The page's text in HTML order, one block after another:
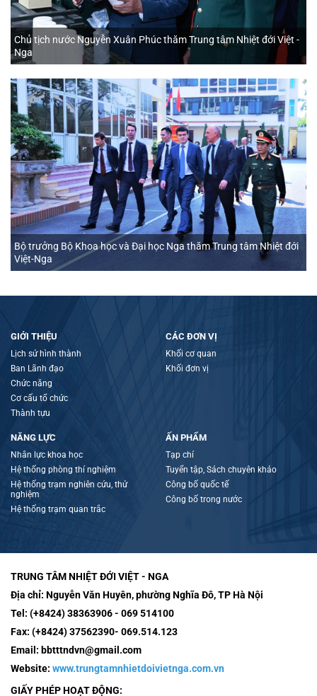
Chủ tịch nước Nguyễn Xuân Phúc thăm Trung tâm Nhiệt đới Việt -
Nga
Bộ trưởng Bộ Khoa học và Đại học Nga thăm Trung tâm Nhiệt đới
Việt-Nga
GIỚI THIỆU
Lịch sử hình thành
Ban Lãnh đạo
Chức năng
Cơ cấu tổ chức
Thành tựu
CÁC ĐƠN VỊ
Khối cơ quan
Khối đơn vị
NĂNG LỰC
Nhân lực khoa học
Hệ thống phòng thí nghiệm
Hệ thống trạm nghiên cứu, thử
nghiệm
Hệ thống trạm quan trắc
ẤN PHẨM
Tạp chí
Tuyển tập, Sách chuyên khảo
Công bố quốc tế
Công bố trong nước
TRUNG TÂM NHIỆT ĐỚI VIỆT - NGA
Địa chỉ: Nguyễn Văn Huyên, phường Nghĩa Đô, TP Hà Nội
Tel: (+8424) 38363906 - 069 514100
Fax: (+8424) 37562390- 069.514.123
Email: bbtttndvn@gmail.com
Website: www.trungtamnhietdoivietnga.com.vn
GIẤY PHÉP HOẠT ĐỘNG: